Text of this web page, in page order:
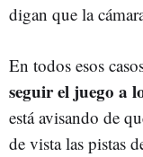
digan que la
En todos esos
seguir el juego a
está avisando de
de vista las pistas